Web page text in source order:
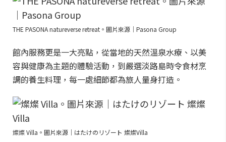
THE PASONA natureverse retreat。圖片來源｜Pasona Group
館內服務更是一大亮點，從當地的天然溫泉水療、以美
容與健康為主題的體驗活動，到嚴選淡路島時令食材烹
調的養生料理，每一處細節都為旅人量身打造。
燦燦 Villa。圖片來源｜はたけのリゾート 燦燦Villa